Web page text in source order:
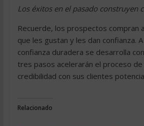
Los éxitos en el pasado construyen
Recuerde, los prospectos compran
que les gustan y les dan confianza.
confianza duradera se desarrolla
tres pasos acelerarán el proceso de
credibilidad con sus clientes
Relacionado